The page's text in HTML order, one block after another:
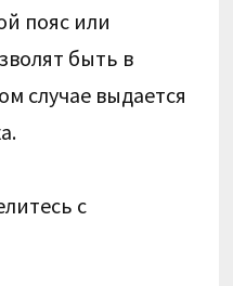
пояс или
быть в
случае выдается
с